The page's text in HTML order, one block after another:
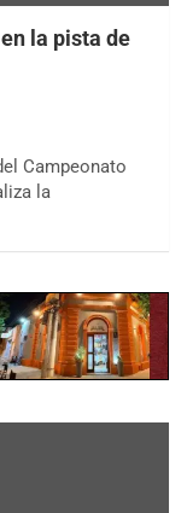
la pista de
Campeonato
la